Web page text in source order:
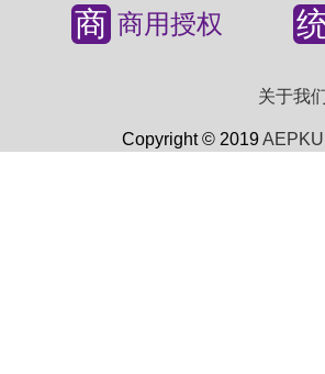
商 商用授权
关于我
Copyright © 2019